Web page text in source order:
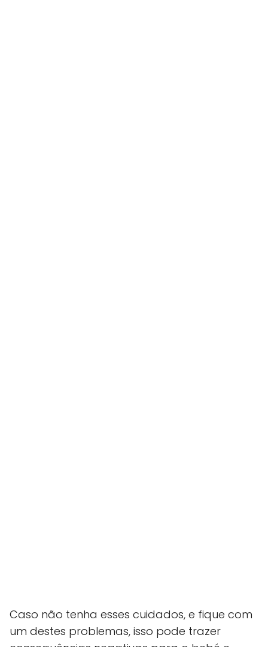
Caso não tenha esses cuidados, e fique com
um destes problemas, isso pode trazer